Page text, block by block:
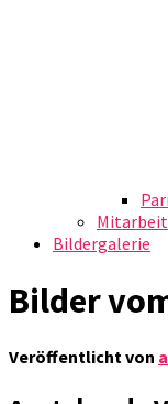
Bildergalerie
Bilder
Veröffentlicht von